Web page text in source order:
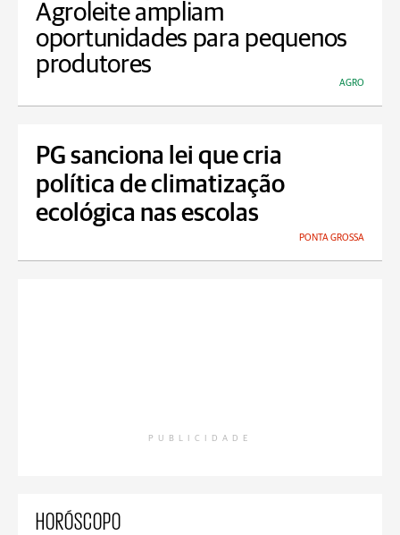
Agroleite ampliam
oportunidades para pequenos
produtores
AGRO
PG sanciona lei que cria
política de climatização
ecológica nas escolas
PONTA GROSSA
PUBLICIDADE
HORÓSCOPO